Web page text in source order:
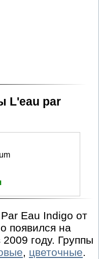
L'eau par
Eau Indigo от
появился на
году. Группы
, цветочные.